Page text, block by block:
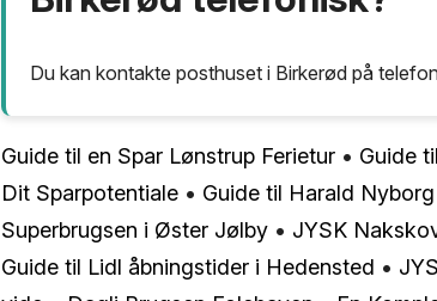
Du kan kontakte posthuset i Birkerød på
Guide til en Spar Lønstrup Ferietur • Guide
Dit Sparpotentiale • Guide til Harald
Superbrugsen i Øster Jølby • JYSK
Guide til Lidl åbningstider i Hedensted •